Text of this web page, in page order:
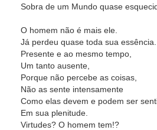
Sobra de um Mundo quase
O homem não é mais ele.
Já perdeu quase toda sua essência.
Presente e ao mesmo tempo,
Um tanto ausente,
Porque não percebe as coisas,
Não as sente intensamente
Como elas devem e podem ser
Em sua plenitude.
Virtudes? O homem tem!?